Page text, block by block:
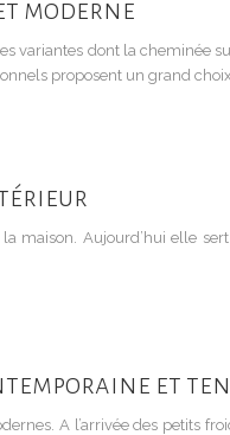
moderne
variantes dont la cheminée
proposent un grand
maison. Aujourd’hui elle
et
A l’arrivée des petits